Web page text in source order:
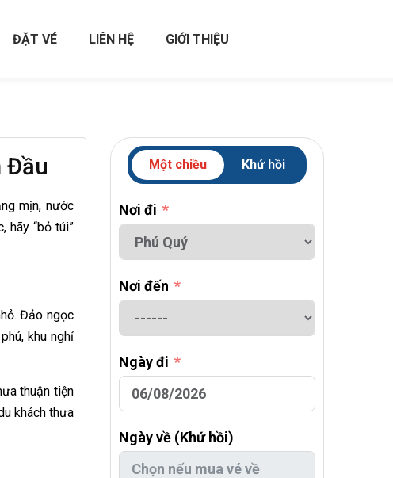
ĐẶT VÉ LIÊN HỆ GIỚI THIỆU
Đầu
mịn, nước
hãy “bỏ túi”
Đảo ngọc
khu nghỉ
thuận tiện
khách thưa
Một chiều Khứ hồi
Nơi đi
Nơi đến
Ngày đi
Ngày về (Khứ hồi)